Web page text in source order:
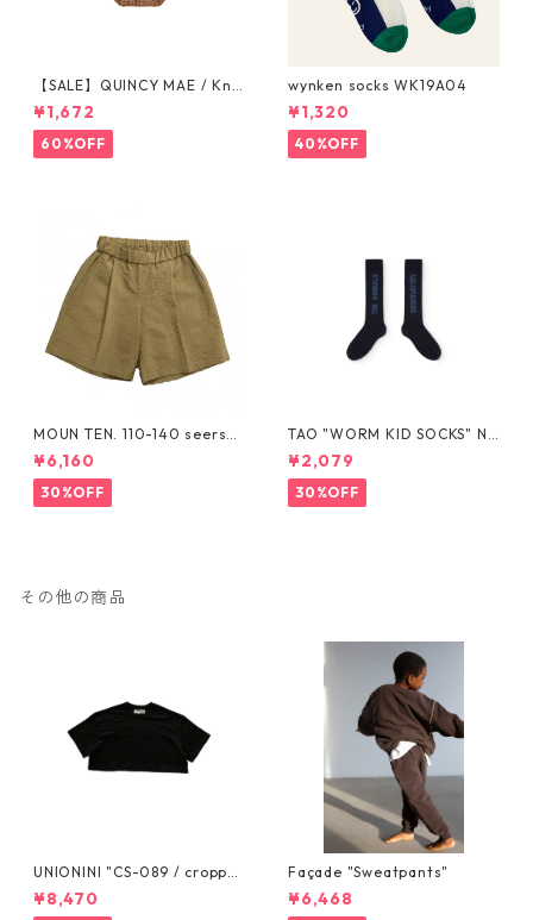
【SALE】QUINCY MAE / Knit
Tie Bloomer (12-18M/18-24
M/2-3Y)
¥1,672
60%OFF
wynken socks WK19A04
¥1,320
40%OFF
MOUN TEN. 110-140 seersuc
ker half pants [MP55C-173
6a]
¥6,160
30%OFF
TAO "WORM KID SOCKS" NA
VY The Animals Observator
y
¥2,079
30%OFF
その他の商品
UNIONINI "CS-089 / croppe
d tee" S (155cm) M (165cm)
¥8,470
Façade "Sweatpants"
¥6,468